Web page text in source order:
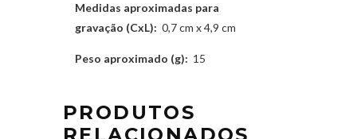
Medidas aproximadas para
gravação (CxL): 0,7 cm x 4,9 cm
Peso aproximado (g): 15
PRODUTOS